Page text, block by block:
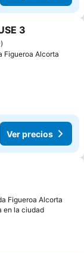
3
Figueroa Alcorta
Ver precios
Figueroa Alcorta
en la ciudadVer